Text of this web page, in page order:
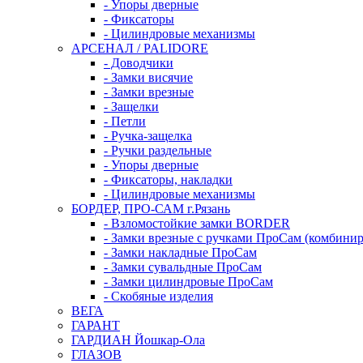
- Упоры дверные
- Фиксаторы
- Цилиндровые механизмы
АРСЕНАЛ / PALIDORE
- Доводчики
- Замки висячие
- Замки врезные
- Защелки
- Петли
- Ручка-защелка
- Ручки раздельные
- Упоры дверные
- Фиксаторы, накладки
- Цилиндровые механизмы
БОРДЕР, ПРО-САМ г.Рязань
- Взломостойкие замки BORDER
- Замки врезные с ручками ПроСам
- Замки накладные ПроСам
- Замки сувальдные ПроСам
- Замки цилиндровые ПроСам
- Скобяные изделия
ВЕГА
ГАРАНТ
ГАРДИАН Йошкар-Ола
ГЛАЗОВ